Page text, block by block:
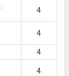
4
4
4
4